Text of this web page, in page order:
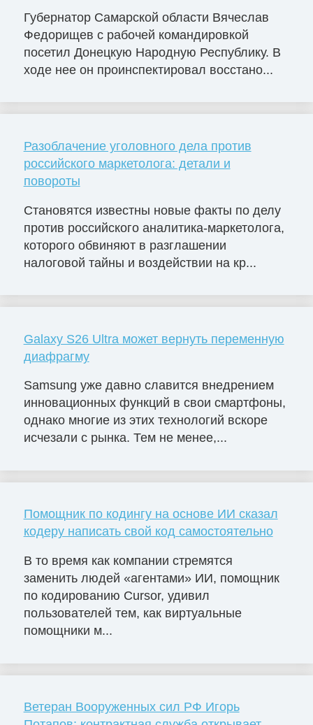
Губернатор Самарской области Вячеслав
Федорищев с рабочей командировкой
посетил Донецкую Народную Республику. В
ходе нее он проинспектировал восстано...
Разоблачение уголовного дела против
российского маркетолога: детали и
повороты
Становятся известны новые факты по делу
против российского аналитика-маркетолога,
которого обвиняют в разглашении
налоговой тайны и воздействии на кр...
Galaxy S26 Ultra может вернуть переменную
диафрагму
Samsung уже давно славится внедрением
инновационных функций в свои смартфоны,
однако многие из этих технологий вскоре
исчезали с рынка. Тем не менее,...
Помощник по кодингу на основе ИИ сказал
кодеру написать свой код самостоятельно
В то время как компании стремятся
заменить людей «агентами» ИИ, помощник
по кодированию Cursor, удивил
пользователей тем, как виртуальные
помощники м...
Ветеран Вооруженных сил РФ Игорь